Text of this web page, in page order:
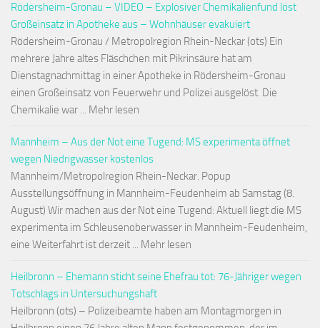
Rödersheim-Gronau – VIDEO – Explosiver Chemikalienfund löst
Großeinsatz in Apotheke aus – Wohnhäuser evakuiert
Rödersheim-Gronau / Metropolregion Rhein-Neckar (ots) Ein
mehrere Jahre altes Fläschchen mit Pikrinsäure hat am
Dienstagnachmittag in einer Apotheke in Rödersheim-Gronau
einen Großeinsatz von Feuerwehr und Polizei ausgelöst. Die
Chemikalie war ... Mehr lesen
Mannheim – Aus der Not eine Tugend: MS experimenta öffnet
wegen Niedrigwasser kostenlos
Mannheim/Metropolregion Rhein-Neckar. Popup
Ausstellungsöffnung in Mannheim-Feudenheim ab Samstag (8.
August) Wir machen aus der Not eine Tugend: Aktuell liegt die MS
experimenta im Schleusenoberwasser in Mannheim-Feudenheim,
eine Weiterfahrt ist derzeit ... Mehr lesen
Heilbronn – Ehemann sticht seine Ehefrau tot: 76-Jähriger wegen
Totschlags in Untersuchungshaft
Heilbronn (ots) – Polizeibeamte haben am Montagmorgen in